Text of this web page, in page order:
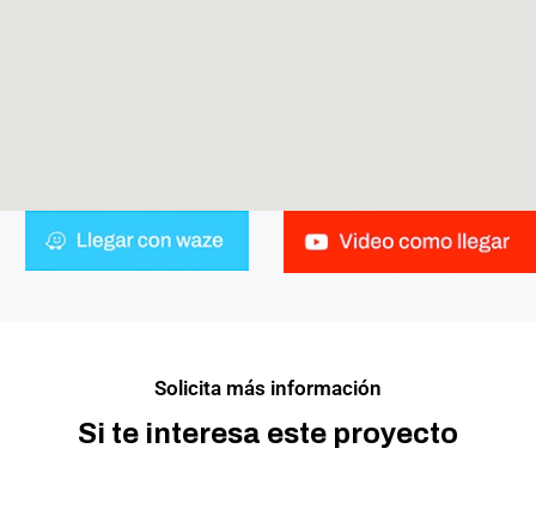
Solicita más información
Si te interesa este proyecto